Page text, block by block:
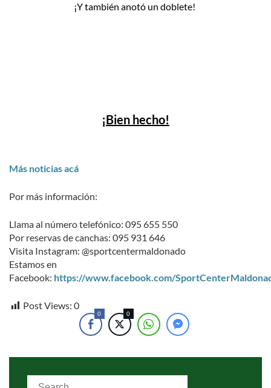
¡Y también anotó un doblete!
¡Bien hecho!
Más noticias acá
Por más información:
Llama al número telefónico: 095 655 550
Por reservas de canchas: 095 931 646
Visita Instagram: @sportcentermaldonado
Estamos en
Facebook: https://www.facebook.com/
Post Views: 0
0 0
Search